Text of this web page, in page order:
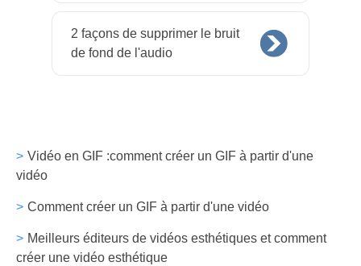
2 façons de supprimer le bruit
de fond de l'audio
Vidéo en GIF :comment créer un GIF à partir d'une
vidéo
Comment créer un GIF à partir d'une vidéo
Meilleurs éditeurs de vidéos esthétiques et comment
créer une vidéo esthétique